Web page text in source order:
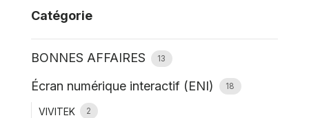
Catégorie
BONNES AFFAIRES 13
Écran numérique interactif (ENI) 18
VIVITEK 2